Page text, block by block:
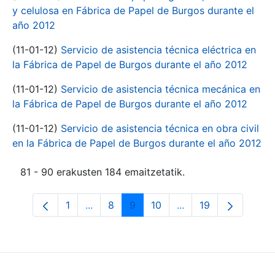
y celulosa en Fábrica de Papel de Burgos durante el
año 2012
(11-01-12) Servicio de asistencia técnica eléctrica en
la Fábrica de Papel de Burgos durante el año 2012
(11-01-12) Servicio de asistencia técnica mecánica en
la Fábrica de Papel de Burgos durante el año 2012
(11-01-12) Servicio de asistencia técnica en obra civil
en la Fábrica de Papel de Burgos durante el año 2012
81 - 90 erakusten 184 emaitzetatik.
Orrialdea
1 ...Intermediate Pages Use TAB to
Orrialdea
8 Orrialdea
9 Orrialdea
10 ...Intermediate Pages
Orrialdea
19